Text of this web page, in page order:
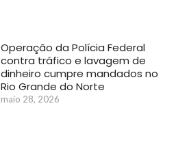
Operação da Polícia Federal
contra tráfico e lavagem de
dinheiro cumpre mandados no
Rio Grande do Norte
maio 28, 2026